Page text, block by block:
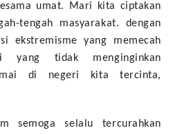
umat. Mari kita ciptakan
tengah masyarakat. dengan
ekstremisme yang memecah
yang tidak menginginkan
di negeri kita tercinta,
semoga selalu tercurahkan